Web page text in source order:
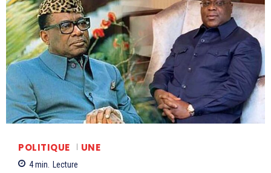
POLITIQUE UNE
4min. Lecture